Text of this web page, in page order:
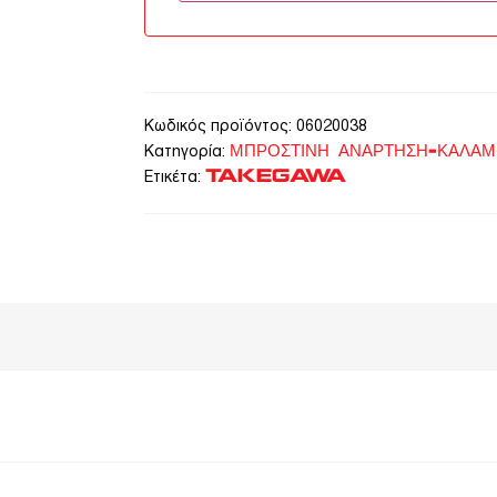
Κωδικός προϊόντος: 06020038
Κατηγορία: ΜΠΡΟΣΤΙΝΗ ΑΝΑΡΤΗΣΗ-
Ετικέτα: TAKEGAWA